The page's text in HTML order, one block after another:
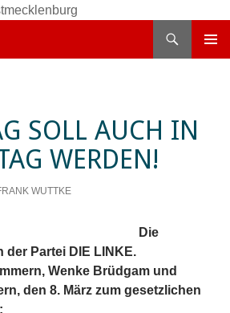
SOLL AUCH IN
WERDEN!
WUTTKE
Die
der Partei DIE LINKE.
Wenke Brüdgam und
den 8. März zum gesetzlichen